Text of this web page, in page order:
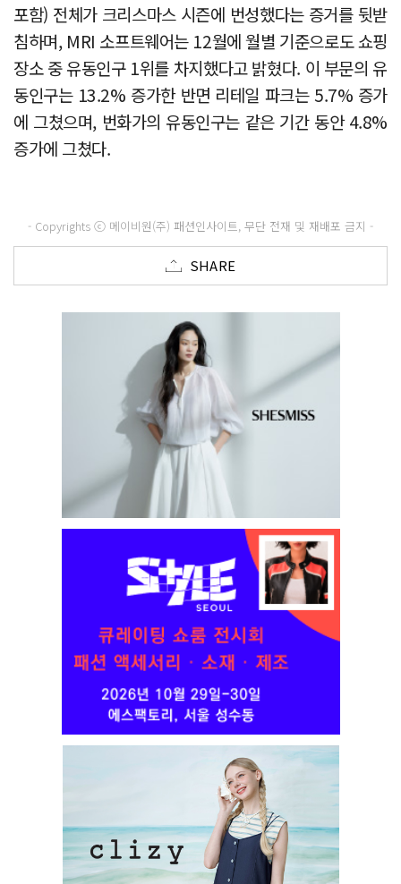
포함) 전체가 크리스마스 시즌에 번성했다는 증거를 뒷받
침하며, MRI 소프트웨어는 12월에 월별 기준으로도 쇼핑
장소 중 유동인구 1위를 차지했다고 밝혔다. 이 부문의 유
동인구는 13.2% 증가한 반면 리테일 파크는 5.7% 증가
에 그쳤으며, 번화가의 유동인구는 같은 기간 동안 4.8%
증가에 그쳤다.
- Copyrights ⓒ 메이비원(주) 패션인사이트, 무단 전재 및 재배포 금지 -
SHARE